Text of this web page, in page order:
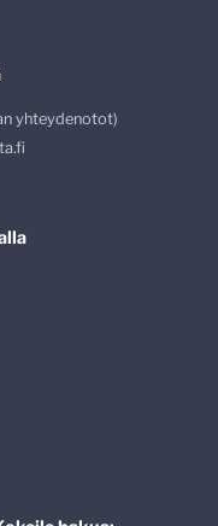
yhteydenotot)